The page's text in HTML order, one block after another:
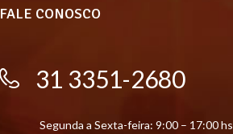
FALE CONOSCO
31 3351-2680
Segunda a Sexta-feira: 9:00 – 17:00 hs